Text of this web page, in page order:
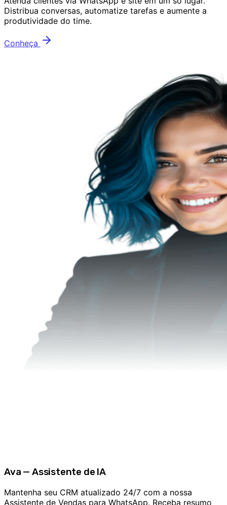
Distribua conversas, automatize tarefas e aumente a
produtividade do time.
Conheça
Ava — Assistente de IA
Mantenha seu CRM atualizado 24/7 com a nossa
Assistente de Vendas para WhatsApp. Receba resumo